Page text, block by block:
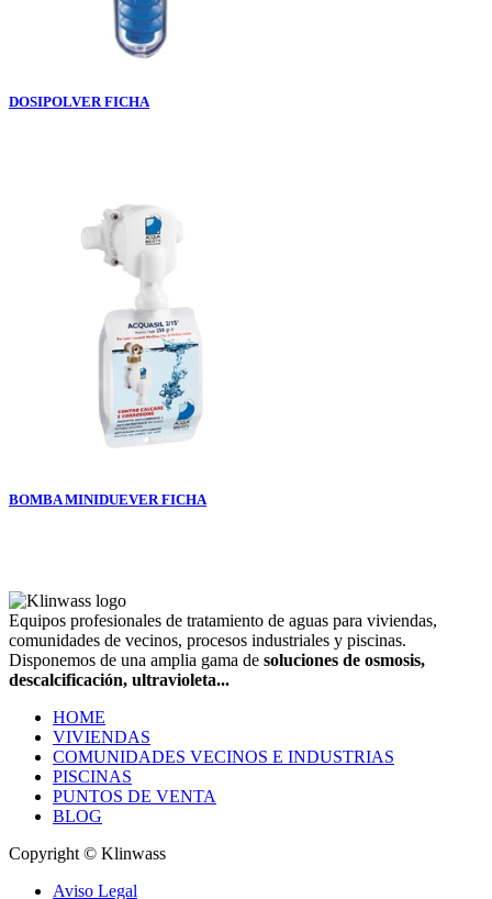
DOSIPOLVER FICHA
BOMBA MINIDUEVER FICHA
Equipos profesionales de tratamiento de aguas para viviendas,
comunidades de vecinos, procesos industriales y piscinas.
Disponemos de una amplia gama de soluciones de osmosis,
descalcificación, ultravioleta...
HOME
VIVIENDAS
COMUNIDADES VECINOS E INDUSTRIAS
PISCINAS
PUNTOS DE VENTA
BLOG
Copyright © Klinwass
Aviso Legal